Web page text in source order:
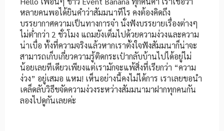
หลายคนพอได้ยินคำว่าสัมมนาทีไร คงต้องคิดถึง
บรรยากาศความเป็นทางการจ๋า นั่งฟังบรรยายเรื่องต่างๆ
ไม่ต่ำกว่า 2 ชั่วโมง แถมยังเต็มไปด้วยความง่วงและความ
น่าเบื่อ ทั้งที่ความจริงแล้วหากเราตั้งใจฟังสัมมนาก็น่าจะ
สามารถเก็บเกี่ยวความรู้ติดกระเป๋ากลับบ้านไปได้อยู่ไม่
น้อยเลยทีเดียวเพียงแต่เรามักจะแพ้สิ่งที่เรียกว่า “ความ
ง่วง” อยู่เสมอ แหม! เห็นอย่างนี้คงไม่ได้การ เราเลยขอนำ
เคล็ดลับวิธีขจัดความง่วงระหว่างสัมมนามาฝากทุกคนกัน
ลองไปดูกันเลยค่ะ